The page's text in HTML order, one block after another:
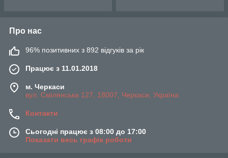
Про нас
96% позитивних з 892 відгуків за рік
Працює з 11.01.2018
м. Черкаси
вул. Смілянська 127, 18007, Черкаси, Україна
Контакти
Сьогодні працює з 08:00 до 17:00
Показати весь графік роботи